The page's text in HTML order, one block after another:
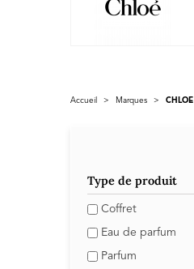
Accueil > Marques > CHLOE
Type de produit
Coffret
Eau de parfum
Parfum